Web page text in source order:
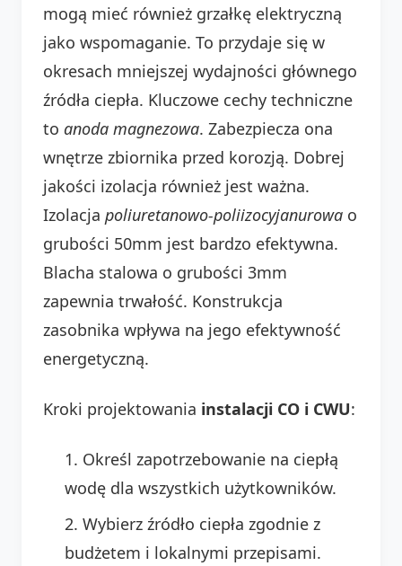
mogą mieć również grzałkę elektryczną
jako wspomaganie. To przydaje się w
okresach mniejszej wydajności głównego
źródła ciepła. Kluczowe cechy techniczne
to anoda magnezowa. Zabezpiecza ona
wnętrze zbiornika przed korozją. Dobrej
jakości izolacja również jest ważna.
Izolacja poliuretanowo-poliizocyjanurowa o
grubości 50mm jest bardzo efektywna.
Blacha stalowa o grubości 3mm
zapewnia trwałość. Konstrukcja
zasobnika wpływa na jego efektywność
energetyczną.
Kroki projektowania instalacji CO i CWU:
Określ zapotrzebowanie na ciepłą
wodę dla wszystkich użytkowników.
Wybierz źródło ciepła zgodnie z
budżetem i lokalnymi przepisami.